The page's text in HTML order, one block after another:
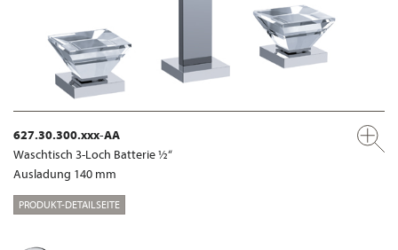
627.30.300.xxx-AA
Waschtisch 3-Loch Batterie ½“
Ausladung 140 mm
PRODUKT-DETAILSEITE